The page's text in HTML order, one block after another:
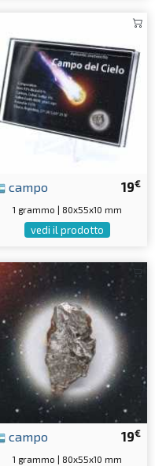
19€
campo
1 grammo | 80x55x10 mm
vedi il prodotto
19€
campo
1 grammo | 80x55x10 mm